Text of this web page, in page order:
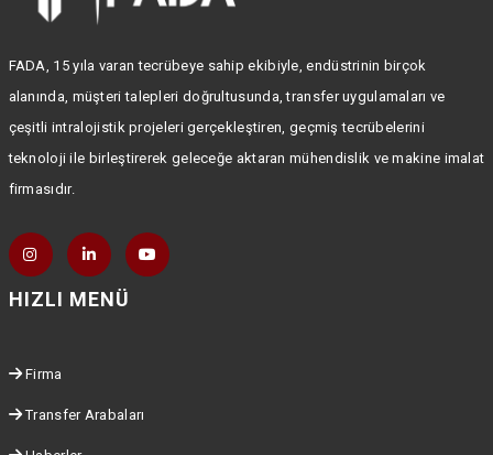
FADA, 15 yıla varan tecrübeye sahip ekibiyle, endüstrinin birçok
alanında, müşteri talepleri doğrultusunda, transfer uygulamaları ve
çeşitli intralojistik projeleri gerçekleştiren, geçmiş tecrübelerini
teknoloji ile birleştirerek geleceğe aktaran mühendislik ve makine imalat
firmasıdır.
HIZLI MENÜ
Firma
Transfer Arabaları